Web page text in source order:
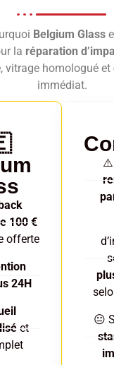
Belgium Glass
la réparation
vitrage homologué et
immédiat.
100 €
offerte
24H
et
⚠️
😐